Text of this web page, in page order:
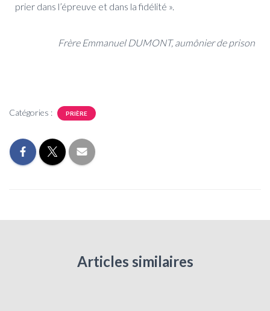
prier dans l’épreuve et dans la fidélité ».
Frère Emmanuel DUMONT, aumônier de prison
Catégories : PRIÈRE
Articles similaires